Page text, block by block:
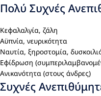
Πολύ Συχνές
Κεφαλαλγία, ζάλη
Αϋπνία, νευρικότητα
Ναυτία, ξηροστομία,
Εφίδρωση
Ανικανότητα (στους άνδρες)
Συχνές